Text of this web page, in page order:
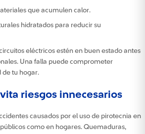
que acumulen calor.
hidratados para reducir su
eléctricos estén en buen estado antes
Una falla puede comprometer
de tu hogar.
riesgos innecesarios
causados por el uso de pirotecnia en
como en hogares. Quemaduras,